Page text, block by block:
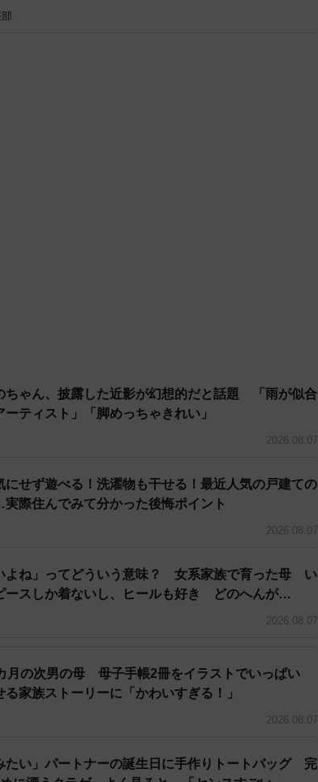
となりました。
のほうが、株式投資に取り組んでいない人よりも多
りました。では、株式投資に取り組んでいない人の
うか。
投資する資金がない」（40.0％）、次いで「知識が
」（21.3％）が続き、これら上位3つの回答で全体
基本的な知識さえあれば、最初の一歩を踏み出せる
学ぶ機会が限られていること、必要とする人に必要
の調査結果から見えてくる現状だと言うこともでき
ちゃん、披露した近影が幻想的だと話題 「雨が似合
ティスト」「脚めっちゃきれい」
2026.08.07
にせず遊べる！洗濯物も干せる！最近人気の戸建ての
際住んでみて分かった後悔ポイント
2026.08.07
よね」ってどういう意味？ 女系家族で育った母 い
ースしか着ないし、ヒールも好き どのへんが…
2026.08.07
月の次男の母 母子手帳2冊をイラストでいっぱい
家族ストーリーに「かわいすぎる！」
2026.08.07
たい」パートナーの誕生日に手作りトートバッグ 完